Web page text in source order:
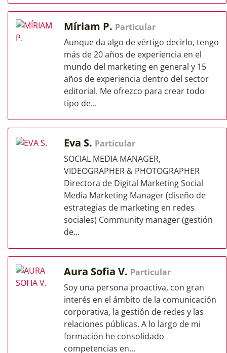
Míriam P. Particular
Aunque da algo de vértigo decirlo, tengo
más de 20 años de experiencia en el
mundo del marketing en general y 15
años de experiencia dentro del sector
editorial. Me ofrezco para crear todo
tipo de...
Eva S. Particular
SOCIAL MEDIA MANAGER,
VIDEOGRAPHER & PHOTOGRAPHER
Directora de Digital Marketing Social
Media Marketing Manager (diseño de
estrategias de marketing en redes
sociales) Community manager (gestión
de...
Aura Sofia V. Particular
Soy una persona proactiva, con gran
interés en el ámbito de la comunicación
corporativa, la gestión de redes y las
relaciones públicas. A lo largo de mi
formación he consolidado
competencias en...